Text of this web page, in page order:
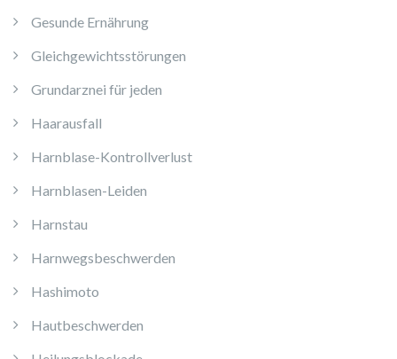
Gesunde Ernährung
Gleichgewichtsstörungen
Grundarznei für jeden
Haarausfall
Harnblase-Kontrollverlust
Harnblasen-Leiden
Harnstau
Harnwegsbeschwerden
Hashimoto
Hautbeschwerden